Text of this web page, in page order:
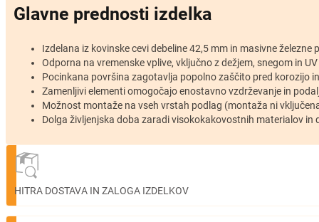
Glavne prednosti izdelka
Izdelana iz kovinske cevi debeline 42,5 mm in masivne
Odporna na vremenske vplive, vključno z dežjem, snegom in
Pocinkana površina zagotavlja popolno zaščito pred korozijo
Zamenljivi elementi omogočajo enostavno vzdrževanje in
Možnost montaže na vseh vrstah podlag (montaža ni
Dolga življenjska doba zaradi visokokakovostnih materialov in
HITRA DOSTAVA IN ZALOGA IZDELKOV